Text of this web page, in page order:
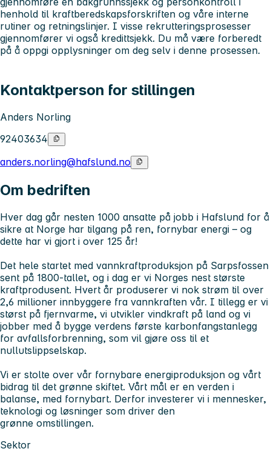
henhold til kraftberedskapsforskriften og våre interne
rutiner og retningslinjer. I visse rekrutteringsprosesser
gjennomfører vi også kredittsjekk. Du må være forberedt
på å oppgi opplysninger om deg selv i denne prosessen.
Kontaktperson for stillingen
Anders Norling
92403634
anders.norling@hafslund.no
Om bedriften
Hver dag går nesten 1000 ansatte på jobb i Hafslund for å
sikre at Norge har tilgang på ren, fornybar energi – og
dette har vi gjort i over 125 år!
Det hele startet med vannkraftproduksjon på Sarpsfossen
sent på 1800-tallet, og i dag er vi Norges nest største
kraftprodusent. Hvert år produserer vi nok strøm til over
2,6 millioner innbyggere fra vannkraften vår. I tillegg er vi
størst på fjernvarme, vi utvikler vindkraft på land og vi
jobber med å bygge verdens første karbonfangstanlegg
for avfallsforbrenning, som vil gjøre oss til et
nullutslippselskap.
Vi er stolte over vår fornybare energiproduksjon og vårt
bidrag til det grønne skiftet. Vårt mål er en verden i
balanse, med fornybart. Derfor investerer vi i mennesker,
teknologi og løsninger som driver den
grønne omstillingen.
Sektor